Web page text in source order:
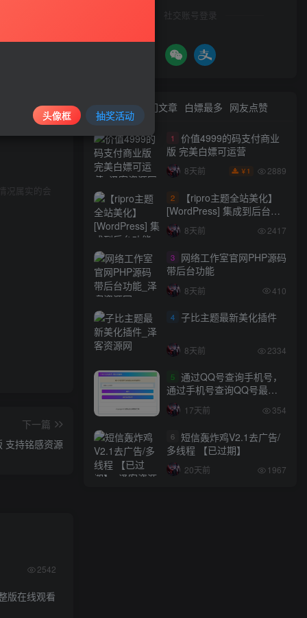
方式使用软
况属实的会
下一篇
支持铭感资源
2542
版在线观看
社交账号登录
热门文章 白嫖最多 网友点赞
1
价值4999的码支付商业
版 完美白嫖可运营
8天前 ￥ 1 2889
2
【ripro主题全站美化】
[WordPress] 集成到后台功
能的全站美化包
WordPress…
8天前 2417
3
网络工作室官网PHP源码
带后台功能
8天前 410
4 子比主题最新美化插件
8天前 2334
5 通过QQ号查询手机号，
通过手机号查询QQ号最新
网站源码
17天前 354
6 短信轰炸鸡V2.1去广告/
多线程 【已过期】
20天前 1967
头像框 抽奖活动